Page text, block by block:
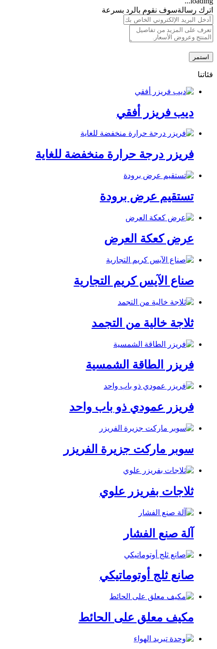
اترك رسالةسوف نقوم بالرد بسرعة
استمر
فئاتنا
ديب فريزر أفقي
فريزر درجة حرارة منخفضة للغاية
تستقيم عرض برودة
عرض كعكة العرض
صناع الآيس كريم التجارية
ثلاجة خالية من التجمد
فريزر الطاقة الشمسية
فريزر عمودي ذو باب واحد
سوبر ماركت جزيرة الفريزر
ثلاجات بفريزر علوي
آلة صنع الفشار
صانع ثلج أوتوماتيكي
مكيف معلق على الحائط